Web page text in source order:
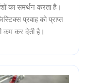
का समर्थन करता है।
प्रवाह को प्राप्त
कम कर देती है।